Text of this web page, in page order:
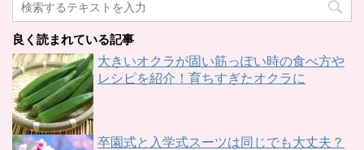
良く読まれている記事
大きいオクラが固い筋っぽい時の食べ方や
レシピを紹介！育ちすぎたオクラに
卒園式と入学式スーツは同じでも大丈夫？